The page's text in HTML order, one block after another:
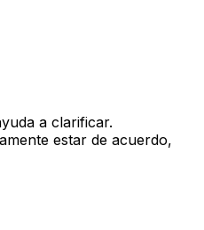
a clarificar.
estar de acuerdo,